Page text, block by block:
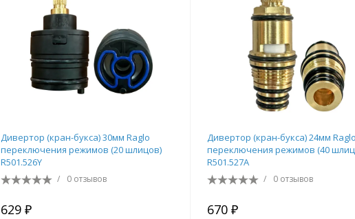
Дивертор (кран-букса) 30мм Raglo
переключения режимов (20 шлицов)
R501.526Y
/ 0 отзывов
629 ₽
Дивертор (кран-букса) 24мм Raglo
переключения режимов (40
R501.527A
/ 0 отзывов
670 ₽